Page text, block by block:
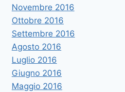
Novembre 2016
Ottobre 2016
Settembre 2016
Agosto 2016
Luglio 2016
Giugno 2016
Maggio 2016